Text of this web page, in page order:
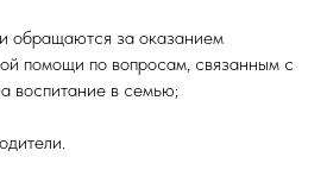
обращаются за оказанием
помощи по вопросам, связанным с
воспитание в семью;